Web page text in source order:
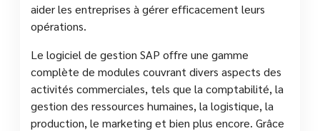
aider les entreprises à gérer efficacement leurs
opérations.
Le logiciel de gestion SAP offre une gamme
complète de modules couvrant divers aspects des
activités commerciales, tels que la comptabilité, la
gestion des ressources humaines, la logistique, la
production, le marketing et bien plus encore. Grâce